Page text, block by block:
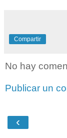
Compartir
No hay
Publicar un
‹